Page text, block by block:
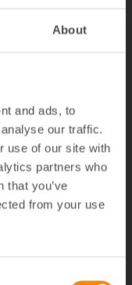
About
and ads, to
our traffic.
use of our site with
partners who
that you’ve
from your use